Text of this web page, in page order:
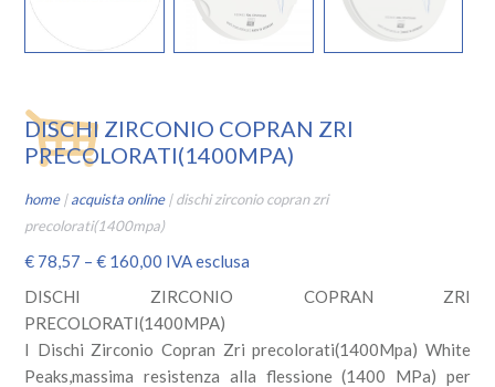
DISCHI ZIRCONIO COPRAN ZRI
PRECOLORATI(1400MPA)
home|acquista online|dischi zirconio copran zri
precolorati(1400mpa)
€ 78,57 –€ 160,00 IVA esclusa
DISCHI ZIRCONIO COPRAN ZRI
PRECOLORATI(1400MPA)
I Dischi Zirconio Copran Zri precolorati(1400Mpa) White
Peaks,massima resistenza alla flessione (1400 MPa) per